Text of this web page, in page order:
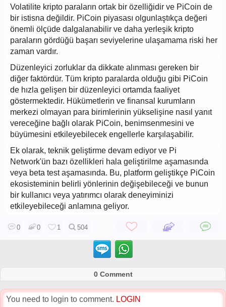
Volatilite kripto paraların ortak bir özelliğidir ve PiCoin de
bir istisna değildir. PiCoin piyasası olgunlaştıkça değeri
önemli ölçüde dalgalanabilir ve daha yerleşik kripto
paraların gördüğü başarı seviyelerine ulaşamama riski her
zaman vardır.
Düzenleyici zorluklar da dikkate alınması gereken bir
diğer faktördür. Tüm kripto paralarda olduğu gibi PiCoin
de hızla gelişen bir düzenleyici ortamda faaliyet
göstermektedir. Hükümetlerin ve finansal kurumların
merkezi olmayan para birimlerinin yükselişine nasıl yanıt
vereceğine bağlı olarak PiCoin, benimsenmesini ve
büyümesini etkileyebilecek engellerle karşılaşabilir.
Ek olarak, teknik geliştirme devam ediyor ve Pi
Network'ün bazı özellikleri hala geliştirilme aşamasında
veya beta test aşamasında. Bu, platform geliştikçe PiCoin
ekosisteminin belirli yönlerinin değişebileceği ve bunun
bir kullanıcı veya yatırımcı olarak deneyiminizi
etkileyebileceği anlamına geliyor.
0 0 1 504
0 Comment
You need to login to comment. LOGIN